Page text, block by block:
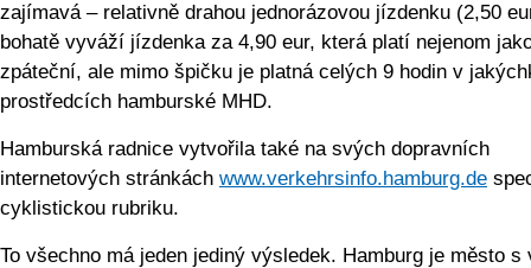
zajímavá – relativně drahou jednorázovou jízdenku (2,50
bohatě vyváží jízdenka za 4,90 eur, která platí nejenom
zpáteční, ale mimo špičku je platná celých 9 hodin v
prostředcích hamburské MHD.
Hamburská radnice vytvořila také na svých dopravních
internetových stránkách www.verkehrsin­fo.hamburg.de
cyklistickou rubriku.
To všechno má jeden jediný výsledek. Hamburg je město s